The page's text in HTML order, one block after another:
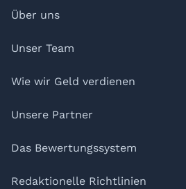
Über uns
Unser Team
Wie wir Geld verdienen
Unsere Partner
Das Bewertungssystem
Redaktionelle Richtlinien